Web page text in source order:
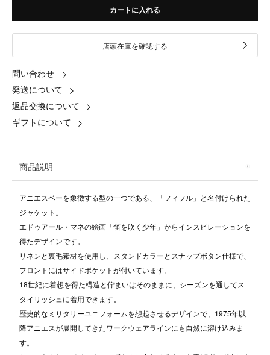
カートに入れる
店頭在庫を確認する
問い合わせ
発送について
返品交換について
ギフトについて
商品説明
アニエスベーを象徴する型の一つである、「フィフル」と名付けられた
ジャケット。
エドゥアール・マネの絵画「笛を吹く少年」からインスピレーションを
得たデザインです。
リネンと裏毛素材を使用し、スタンドカラーとスナップボタン仕様で、
フロントにはサイドポケットが付いています。
18世紀に着想を得た構造と佇まいはそのままに、シーズンを通してス
タイリッシュに着用できます。
歴史的なミリタリーユニフォームを想起させるデザインで、1975年以
降アニエスが展開してきたワークウェアラインにも自然に溶け込みま
す。